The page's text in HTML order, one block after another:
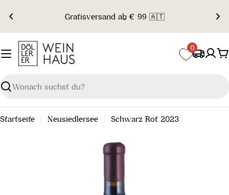
Inhalt
springen
Gratisversand ab € 99 🇦🇹
Suchen
0
Startseite Neusiedlersee Schwarz Rot 2023